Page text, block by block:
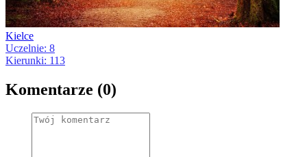
Kielce
Uczelnie: 8
Kierunki: 113
Komentarze (0)